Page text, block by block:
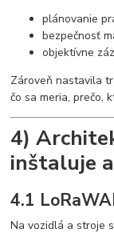
plánovanie
bezpečnosť
objektívne
Zároveň nastavila
čo sa meria, prečo,
4)
inštaluje
4.1
Na vozidlá a stroje